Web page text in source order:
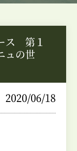
ス 第１
ュの世
2020/06/18